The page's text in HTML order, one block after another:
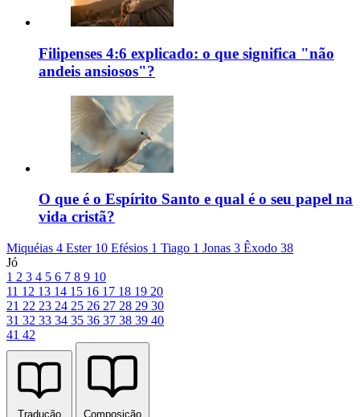
Filipenses 4:6 explicado: o que significa "não
andeis ansiosos"?
O que é o Espírito Santo e qual é o seu papel na
vida cristã?
Miquéias 4 Ester 10 Efésios 1 Tiago 1 Jonas 3 Êxodo 38
Jó
1 2 3 4 5 6 7 8 9 10
11 12 13 14 15 16 17 18 19 20
21 22 23 24 25 26 27 28 29 30
31 32 33 34 35 36 37 38 39 40
41 42
Tradução
Composição